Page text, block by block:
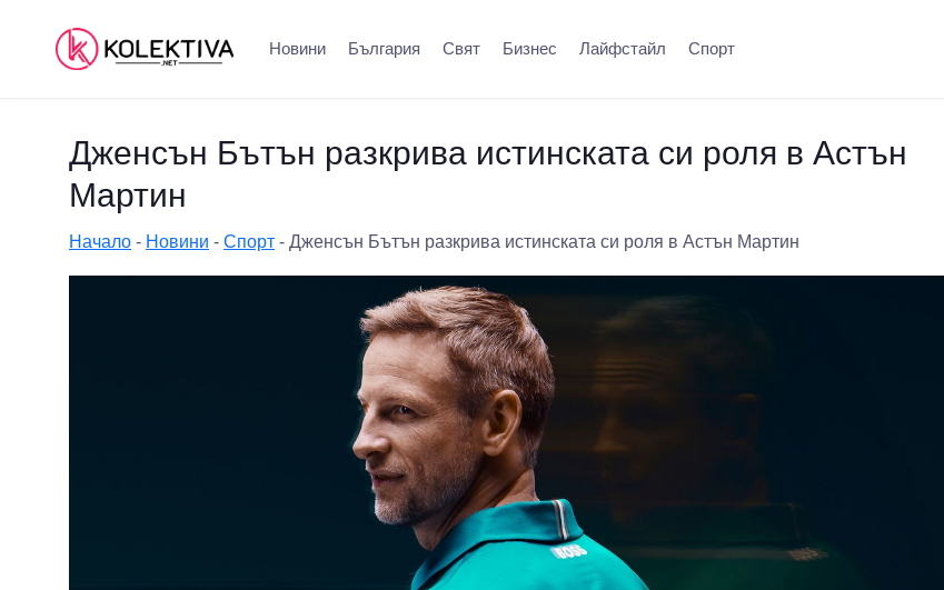
Новини България Свят Бизнес Лайфстайл Спорт
Дженсън Бътън разкрива истинската си роля в Астън
Мартин
Начало - Новини - Спорт - Дженсън Бътън разкрива истинската си роля в Астън Мартин